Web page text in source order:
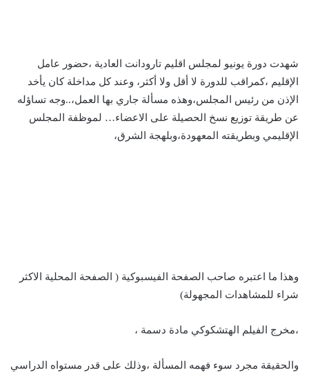
شهدت دورة يونيو لمجلس اقليم تارودانت العادية ،حضور عامل
الإقليم ،كمراقب للدورة لا أقل ولا أكثر، وعند كل مداخلة كان يأخد
الإذن من رئيس المجلس،وهذه مسألة جاري بها العمل،..وجه تساؤله
عن طريقة توزيع نسخ الحصيلة على الاعضاء… لموظفة المجلس
الإقليمي وبطريقته المعهودة،وبلهجة الشرق،
وهذا ما اعتبره صاحب الصفحة الفيسبوكية ( الصفحة المحلية الاكثر
شراء للمشاهدات المجهولة)
،مخرج الفيلم الهتشكوكي مادة دسمة ،
والحقيقة مجرد سوء فهمه المسألة ،وذلك على قدر مستواه الدراسي